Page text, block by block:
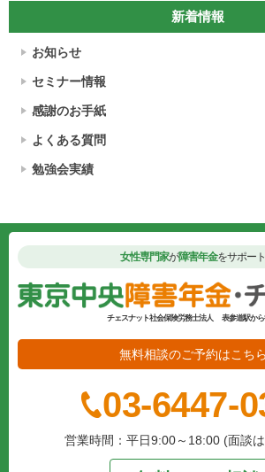
新着情報
お知らせ
セミナー情報
感謝のお手紙
よくある質問
勉強会実績
女性専門家が障害年金をサポート
チェスナット社会保険労務士法人 表参道駅か
無料相談のご予約はこちら
03-6447-
営業時間：平日9:00～18:00 (面談